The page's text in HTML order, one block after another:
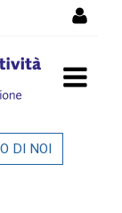
-
DI NOI